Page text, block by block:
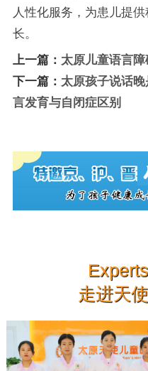
人性化服务，为患儿提
长。
上一篇： 太原儿童语言
下一篇： 太原孩子说话
言发育与自闭症区别
Experts
走进天使